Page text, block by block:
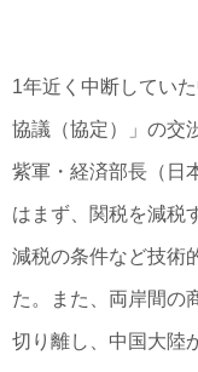
1年近く中断してい
協議（協定）」の交
紫軍・経済部長（日
はまず、関税を減税
減税の条件など技術
た。また、両岸間の
切り離し、中国大陸